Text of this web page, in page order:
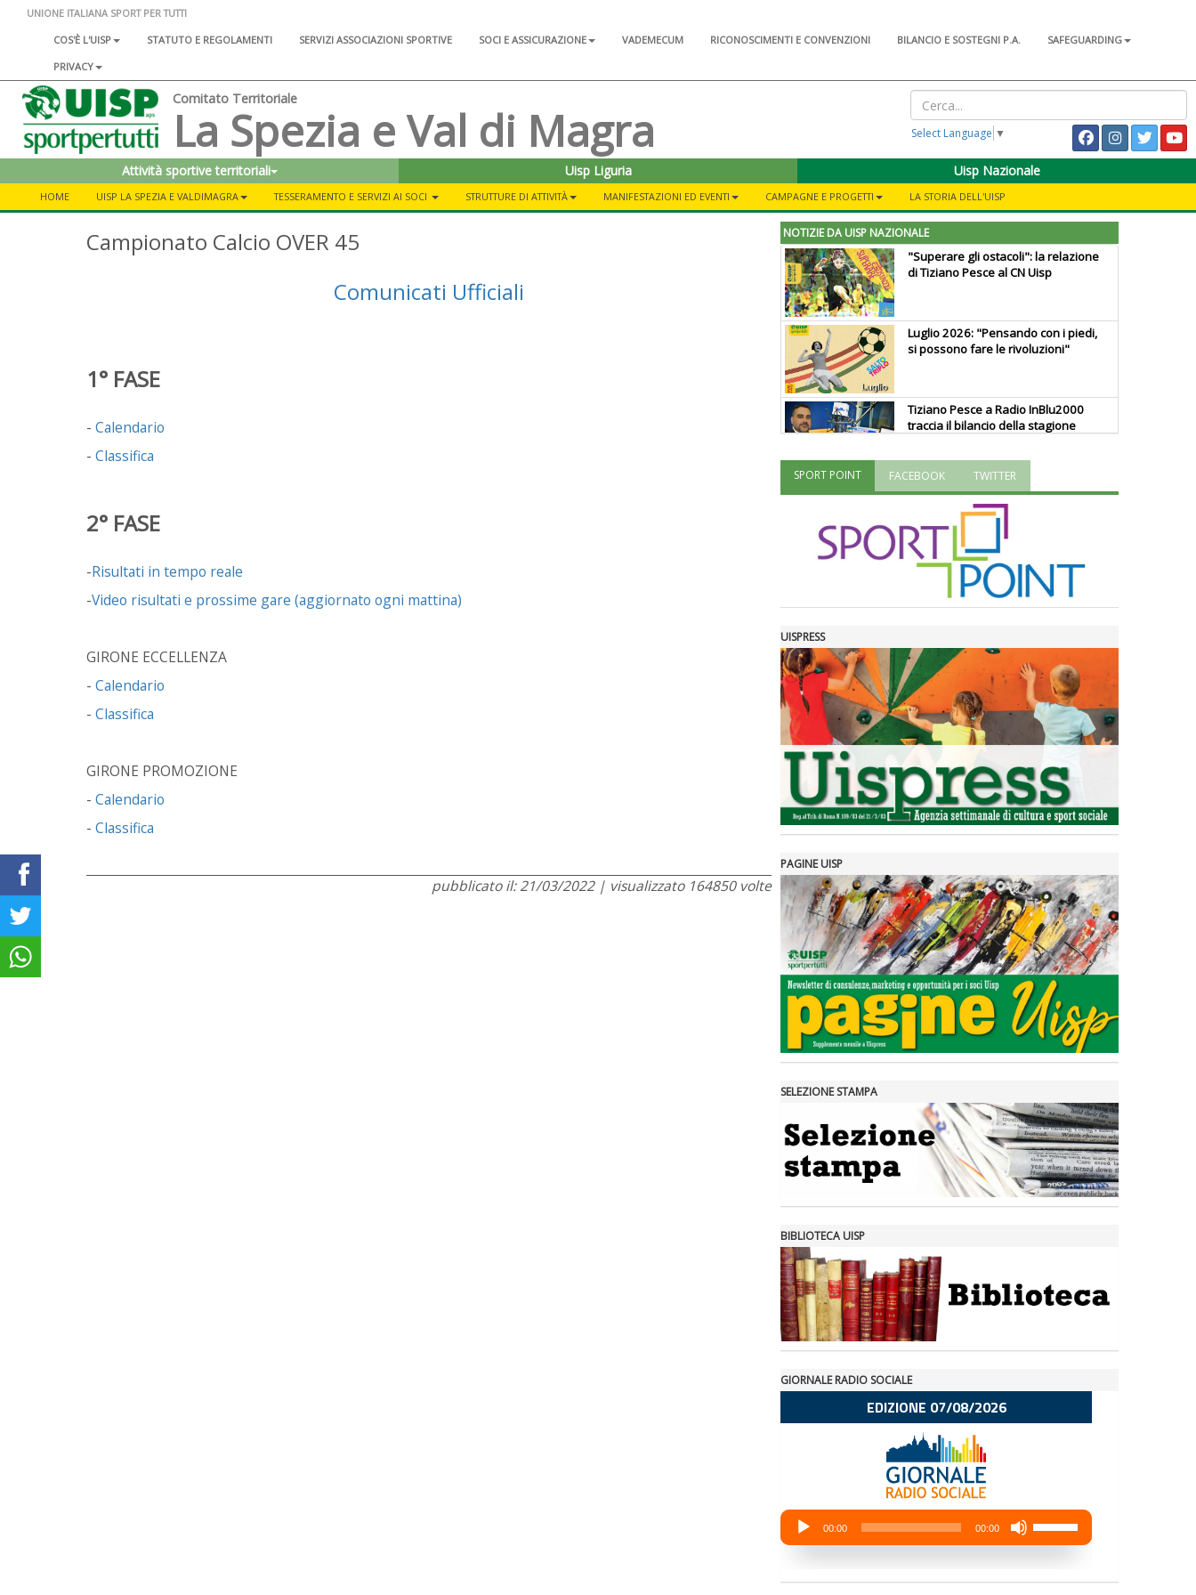
UNIONE ITALIANA SPORT PER TUTTI
COS'È L'UISP
STATUTO E REGOLAMENTI SERVIZI ASSOCIAZIONI SPORTIVE SOCI E ASSICURAZIONE VADEMECUM RICONOSCIMENTI E CONVENZIONI BILANCIO E SOSTEGNI P.A.
SAFEGUARDING
PRIVACY
Comitato Territoriale
La Spezia e Val di Magra Select Language ▼
Attività sportive territoriali Uisp Liguria Uisp Nazionale
HOME UISP LA SPEZIA E VALDIMAGRA TESSERAMENTO E SERVIZI AI SOCI STRUTTURE DI ATTIVITÀ MANIFESTAZIONI ED EVENTI CAMPAGNE E PROGETTI LA STORIA DELL'UISP
Campionato Calcio OVER 45
Comunicati Ufficiali
1° FASE
- Calendario
- Classifica
2° FASE
-Risultati in tempo reale
-Video risultati e prossime gare (aggiornato ogni mattina)
GIRONE ECCELLENZA
- Calendario
- Classifica
GIRONE PROMOZIONE
- Calendario
- Classifica
pubblicato il: 21/03/2022 | visualizzato 164850 volte
NOTIZIE DA UISP NAZIONALE
"Superare gli ostacoli": la relazione
di Tiziano Pesce al CN Uisp
Luglio 2026: "Pensando con i piedi,
si possono fare le rivoluzioni"
Tiziano Pesce a Radio InBlu2000
traccia il bilancio della stagione
valorizzi le nostre specificità"
La formazione Uisp rallenta ma
prosegue anche in estate
Fondazione Terzjus: prima riunione
a Roma
SPORT POINT FACEBOOK TWITTER
UISPRESS
PAGINE UISP
SELEZIONE STAMPA
BIBLIOTECA UISP
GIORNALE RADIO SOCIALE